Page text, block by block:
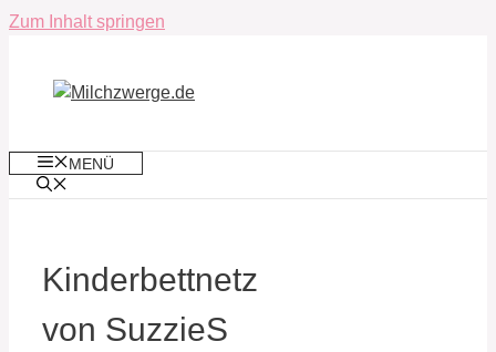
Zum Inhalt springen
MENÜ
Kinderbettnetz
von SuzzieS